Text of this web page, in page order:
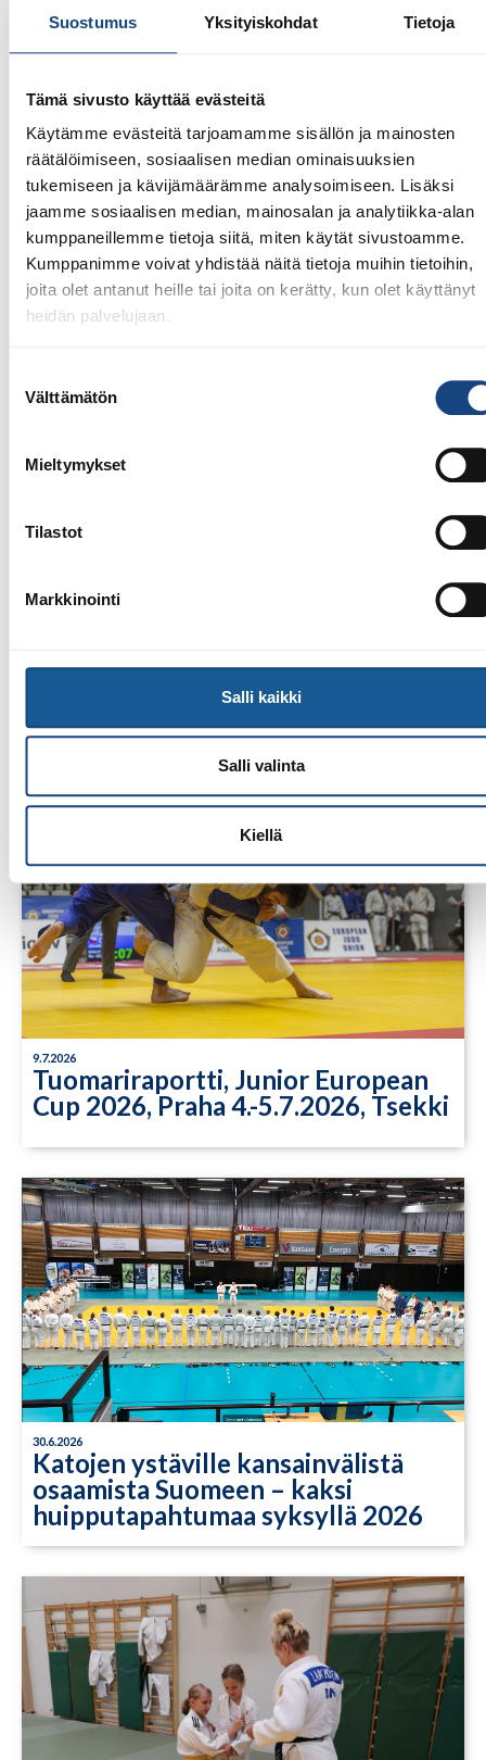
Suostumus Yksityiskohdat Tietoja
Tämä sivusto käyttää evästeitä
Käytämme evästeitä tarjoamamme sisällön ja mainosten
räätälöimiseen, sosiaalisen median ominaisuuksien
tukemiseen ja kävijämäärämme analysoimiseen. Lisäksi
jaamme sosiaalisen median, mainosalan ja analytiikka-alan
kumppaneillemme tietoja siitä, miten käytät sivustoamme.
Kumppanimme voivat yhdistää näitä tietoja muihin tietoihin,
joita olet antanut heille tai joita on kerätty, kun olet käyttänyt
heidän palvelujaan.
valinta
Välttämätön
Mieltymykset
Tilastot
Markkinointi
Salli kaikki
Salli valinta
Kiellä
23.7.2026
Tuomariraportti Swedish A-Judo/VI
Open 2026, 14.-17.5.2026,
Lindesberg, Ruotsi
13.7.2026
9.7.2026
Tuomariraportti, Junior European
Cup 2026, Praha 4.-5.7.2026, Tsekki
30.6.2026
Katojen ystäville kansainvälistä
osaamista Suomeen – kaksi
huipputapahtumaa syksyllä 2026